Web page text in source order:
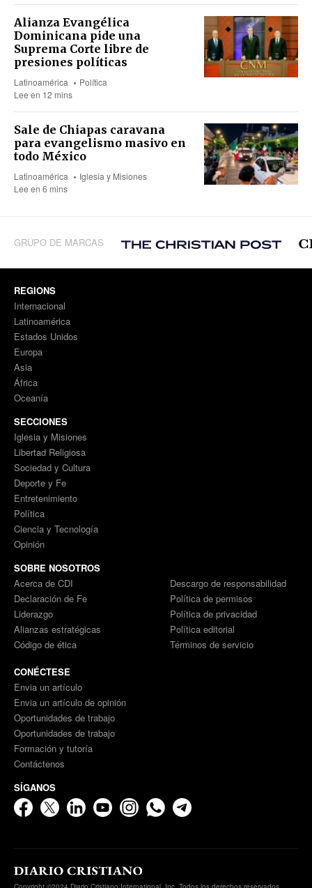
Alianza Evangélica
Dominicana pide una
Suprema Corte libre de
presiones políticas
Latinoamérica
Política
Lee en 12 mins
Sale de Chiapas caravana
para evangelismo masivo en
todo México
Latinoamérica
Iglesia y Misiones
Lee en 6 mins
GRUPO DE MARCAS
REGIONS
Internacional
Latinoamérica
Estados Unidos
Europa
Asia
África
Oceanía
SECCIONES
Iglesia y Misiones
Libertad Religiosa
Sociedad y Cultura
Deporte y Fe
Entretenimiento
Política
Ciencia y Tecnología
Opinión
SOBRE NOSOTROS
Acerca de CDI
Declaración de Fe
Liderazgo
Alianzas estratégicas
Código de ética
Descargo de responsabilidad
Política de permisos
Política de privacidad
Política editorial
Términos de servicio
CONÉCTESE
Envia un artículo
Envia un artículo de opinión
Oportunidades de trabajo
Oportunidades de trabajo
Formación y tutoría
Contáctenos
SÍGANOS